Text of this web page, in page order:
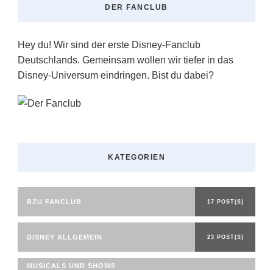
DER FANCLUB
Hey du! Wir sind der erste Disney-Fanclub
Deutschlands. Gemeinsam wollen wir tiefer in das
Disney-Universum eindringen. Bist du dabei?
KATEGORIEN
BZU FANCLUB 17 POST(S)
DISNEY ALLGEMEIN 23 POST(S)
MUSICALS UND SHOWS